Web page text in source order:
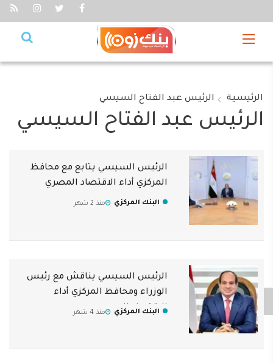
الرئيسية الرئيس عبد الفتاح السيسي
الرئيس عبد الفتاح السيسي
الرئيس السيسي يتابع مع محافظ
المركزي أداء الاقتصاد المصري
البنك المركزي منذ 2 شهر
الرئيس السيسي يناقش مع رئيس
الوزراء ومحافظ المركزي أداء
الاقتصاد المصري
البنك المركزي منذ 4 شهر